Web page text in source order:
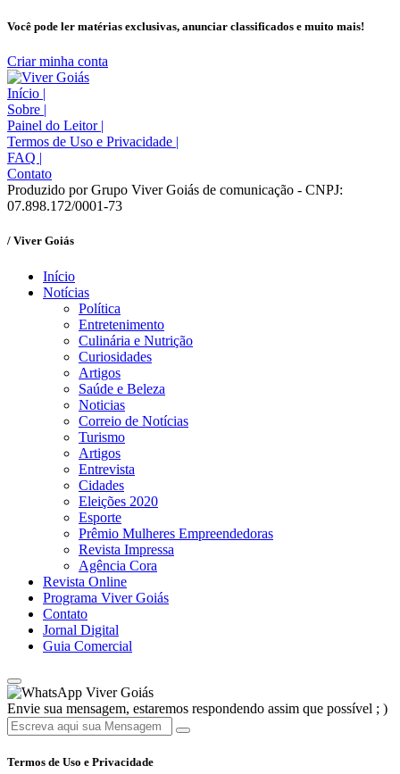
Você pode ler matérias exclusivas, anunciar classificados e muito mais!
Criar minha conta
Início |
Sobre |
Painel do Leitor |
Termos de Uso e Privacidade |
FAQ |
Contato
Produzido por Grupo Viver Goiás de comunicação - CNPJ:
07.898.172/0001-73
/ Viver Goiás
Início
Notícias
Política
Entretenimento
Culinária e Nutrição
Curiosidades
Artigos
Saúde e Beleza
Noticias
Correio de Notícias
Turismo
Artigos
Entrevista
Cidades
Eleições 2020
Esporte
Prêmio Mulheres Empreendedoras
Revista Impressa
Agência Cora
Revista Online
Programa Viver Goiás
Contato
Jornal Digital
Guia Comercial
Viver Goiás
Envie sua mensagem, estaremos respondendo assim que possível ; )
Termos de Uso e Privacidade